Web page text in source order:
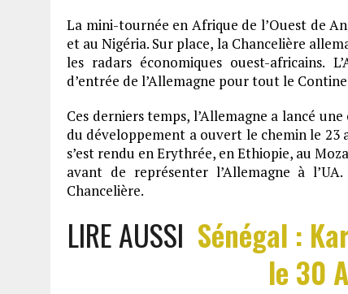
La mini-tournée en Afrique de l’Ouest de
et au Nigéria. Sur place, la Chancelière
les radars économiques ouest-africains.
d’entrée de l’Allemagne pour tout le
Ces derniers temps, l’Allemagne a lancé
du développement a ouvert le chemin le 23
s’est rendu en Erythrée, en Ethiopie, au
avant de représenter l’Allemagne à
Chancelière.
LIRE AUSSI Sénégal :
le 30